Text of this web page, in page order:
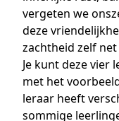
vergeten we
deze
zachtheid zelf
Je kunt deze vier
met het
leraar heeft
sommige